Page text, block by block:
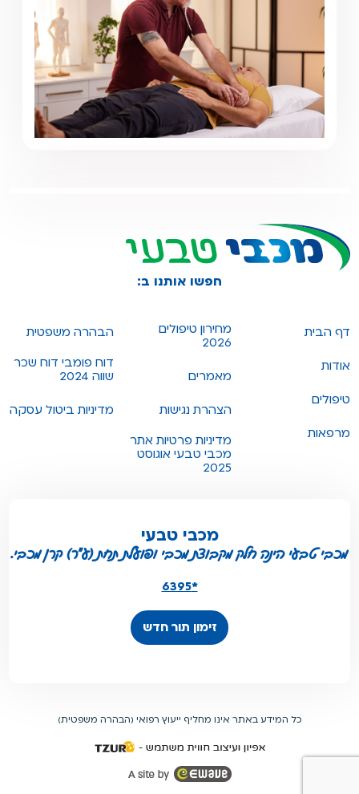
חפשו אותנו ב:
דף הבית
אודות
טיפולים
מרפאות
מחירון טיפולים
2026
מאמרים
הצהרת נגישות
מדיניות פרטיות אתר
מכבי טבעי אוגוסט
2025
הבהרה משפטית
דוח פומבי דוח שכר
שווה 2024
מדיניות ביטול עסקה
מכבי טבעי
מכבי טבעי הינה חלק מקבוצת מכבי ופועלת תחת (ע"ר) קרן מכבי.
*6395
זימון תור חדש
כל המידע באתר אינו מחליף ייעוץ רפואי (הבהרה משפטית)